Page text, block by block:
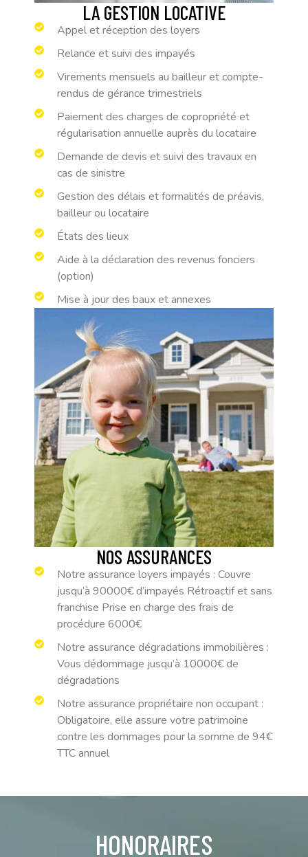
LA GESTION LOCATIVE
Appel et réception des loyers
Relance et suivi des impayés
Virements mensuels au bailleur et compte-
rendus de gérance trimestriels
Paiement des charges de copropriété et
régularisation annuelle auprès du locataire
Demande de devis et suivi des travaux en
cas de sinistre
Gestion des délais et formalités de préavis,
bailleur ou locataire
États des lieux
Aide à la déclaration des revenus fonciers
(option)
Mise à jour des baux et annexes
NOS ASSURANCES
Notre assurance loyers impayés : Couvre
jusqu’à 90000€ d’impayés Rétroactif et sans
franchise Prise en charge des frais de
procédure 6000€
Notre assurance dégradations immobilières :
Vous dédommage jusqu’à 10000€ de
dégradations
Notre assurance propriétaire non occupant :
Obligatoire, elle assure votre patrimoine
contre les dommages pour la somme de 94€
TTC annuel
HONORAIRES